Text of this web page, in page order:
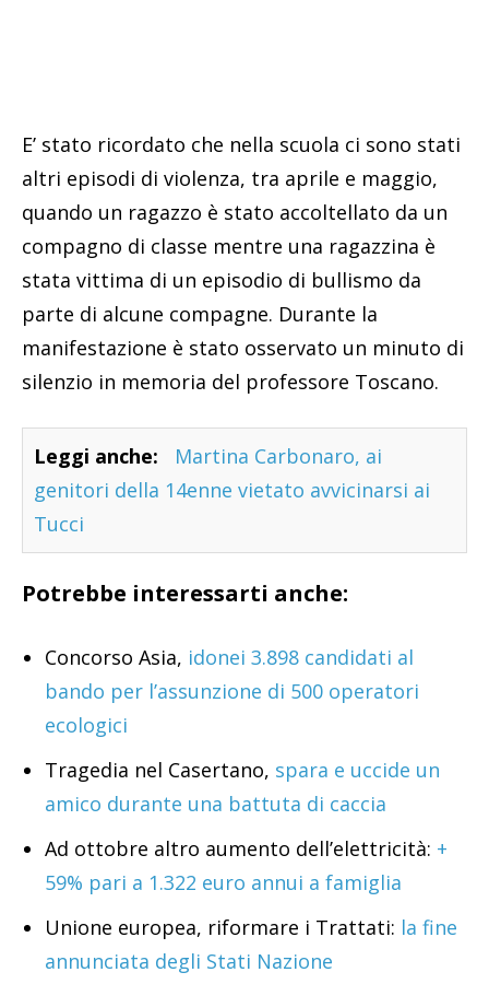
E’ stato ricordato che nella scuola ci sono stati
altri episodi di violenza, tra aprile e maggio,
quando un ragazzo è stato accoltellato da un
compagno di classe mentre una ragazzina è
stata vittima di un episodio di bullismo da
parte di alcune compagne. Durante la
manifestazione è stato osservato un minuto di
silenzio in memoria del professore Toscano.
Leggi anche:
Martina Carbonaro, ai
genitori della 14enne vietato avvicinarsi ai
Tucci
Potrebbe interessarti anche:
Concorso Asia, idonei 3.898 candidati al
bando per l’assunzione di 500 operatori
ecologici
Tragedia nel Casertano, spara e uccide un
amico durante una battuta di caccia
Ad ottobre altro aumento dell’elettricità: +
59% pari a 1.322 euro annui a famiglia
Unione europea, riformare i Trattati: la fine
annunciata degli Stati Nazione